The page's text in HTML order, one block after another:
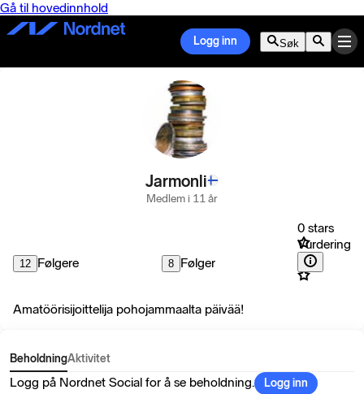
Gå til hovedinnhold
Logg inn Søk
Jarmonli
Medlem i 11 år
12 Følgere 8 Følger
0 stars
Vurdering
Amatöörisijoittelija pohojammaalta päivää!
BeholdningAktivitet
Logg på Nordnet Social for å se beholdning. Logg inn